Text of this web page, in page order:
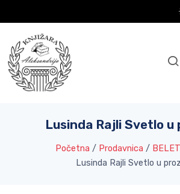
Lusinda Rajli Svetlo u
Početna / Prodavnica /
Lusinda Rajli Svetlo u